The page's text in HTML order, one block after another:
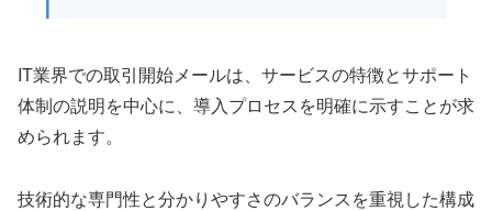
IT業界での取引開始メールは、サービスの特徴とサポート
体制の説明を中心に、導入プロセスを明確に示すことが求
められます。
技術的な専門性と分かりやすさのバランスを重視した構成